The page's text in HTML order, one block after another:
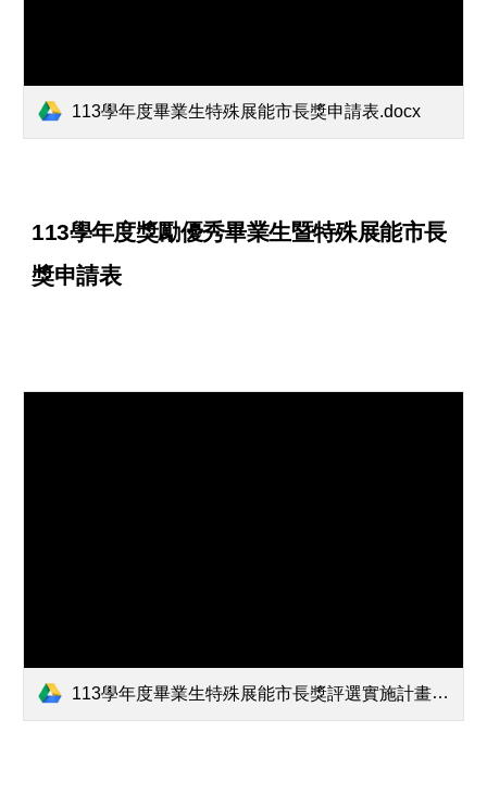
113學年度畢業生特殊展能市長獎申請表.docx
113學年度獎勵優秀畢業生暨特殊展能市長
獎申請表
113學年度畢業生特殊展能市長獎評選實施計畫.pdf